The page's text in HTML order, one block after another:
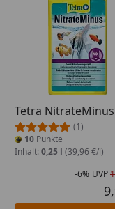
Tetra NitrateMinus
(1)
10 Punkte
Inhalt: 0,25 l (39,96 €/l)
-6% UVP